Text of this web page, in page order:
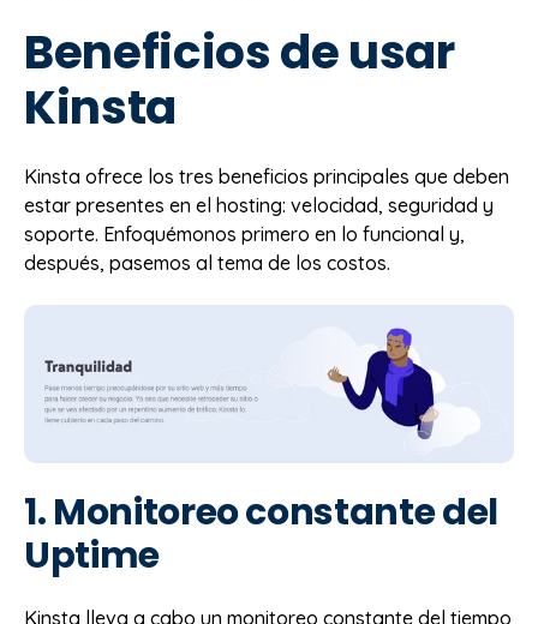
Beneficios de usar
Kinsta
Kinsta ofrece los tres beneficios principales que deben
estar presentes en el hosting: velocidad, seguridad y
soporte. Enfoquémonos primero en lo funcional y,
después, pasemos al tema de los costos.
1. Monitoreo constante del
Uptime
Kinsta lleva a cabo un monitoreo constante del tiempo